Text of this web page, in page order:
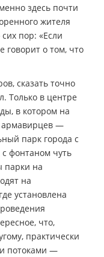
здесь почти
жителя
пор: «Если
говорит о том, что
сказать точно
Только в центре
в котором на
армавирцев —
парк города с
фонтаном чуть
парки на
на
установлена
что,
практически
потоками —